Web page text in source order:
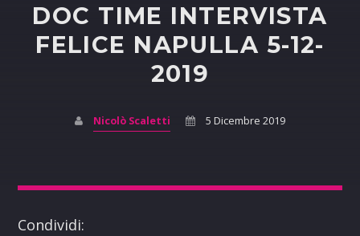
DOC TIME INTERVISTA
FELICE NAPULLA 5-12-
2019
Nicolò Scaletti 5 Dicembre 2019
Condividi: